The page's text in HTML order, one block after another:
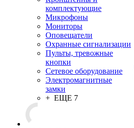
комплектующие
Микрофоны
Мониторы
Оповещатели
Охранные сигнализации
Пульты, тревожные
кнопки
Сетевое оборудование
Электромагнитные
замки
+ ЕЩЕ 7